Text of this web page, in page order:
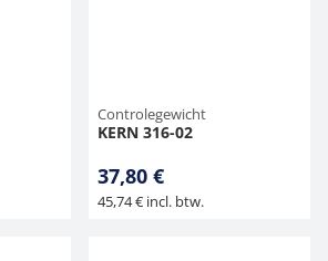
Controlegewicht
KERN 316-02
37,80 €
45,74 € incl. btw.